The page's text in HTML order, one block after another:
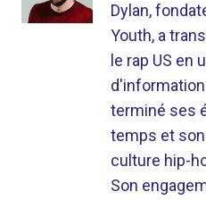
Dylan,
Youth, a
le rap US en
terminé ses
temps et
culture hip-
Son